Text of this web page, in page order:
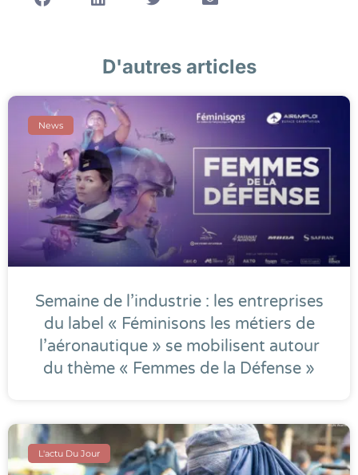
D'autres articles
News
Semaine de l’industrie : les entreprises
du label « Féminisons les métiers de
l’aéronautique » se mobilisent autour
du thème « Femmes de la Défense »
L'actu Du Jour